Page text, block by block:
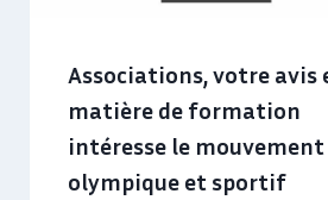
Associations, votre avis
matière de formation
intéresse le mouvement
olympique et sportif